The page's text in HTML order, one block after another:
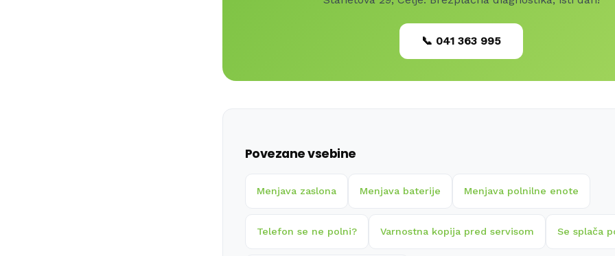
📞 041 363 995
Povezane vsebine
Menjava zaslona Menjava baterije Menjava polnilne enote
Telefon se ne polni? Varnostna kopija pred servisom Se splača